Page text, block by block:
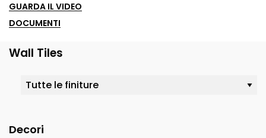
GUARDA IL VIDEO
DOCUMENTI
Wall Tiles
Decori